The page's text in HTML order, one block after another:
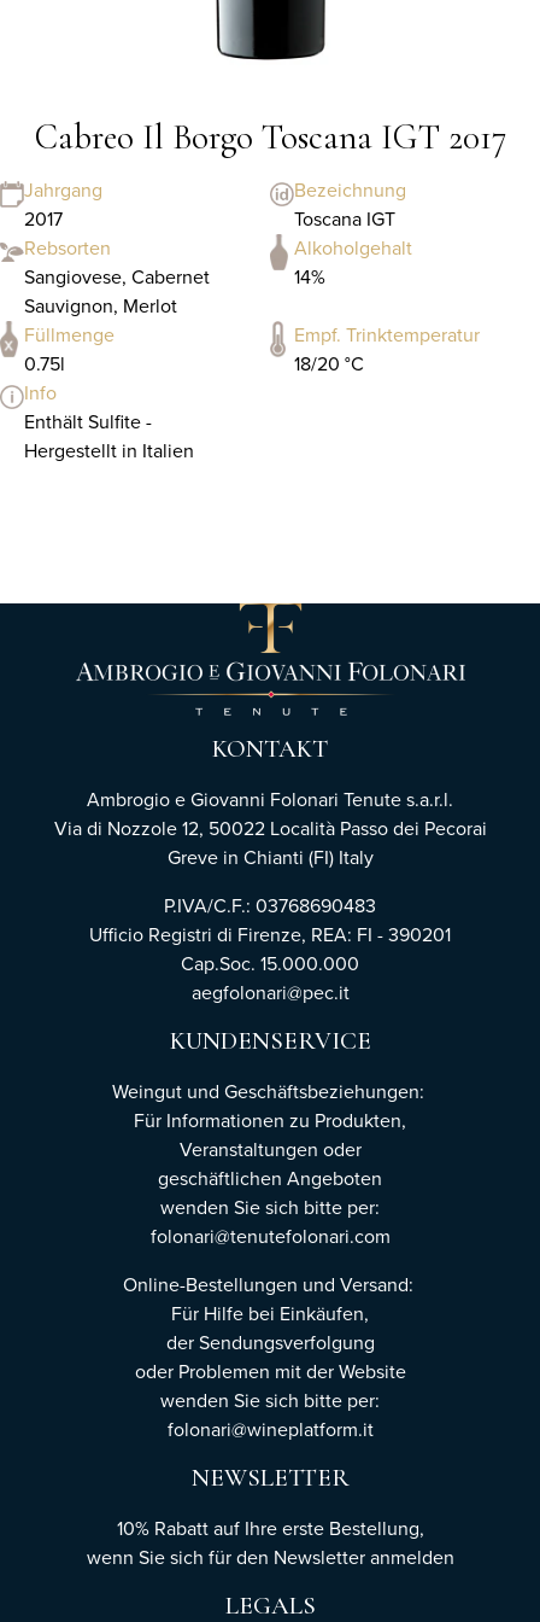
Cabreo Il Borgo Toscana IGT 2017
Jahrgang
2017
Bezeichnung
Toscana IGT
Rebsorten
Sangiovese, Cabernet
Sauvignon, Merlot
Alkoholgehalt
14%
Füllmenge
0.75l
Empf. Trinktemperatur
18/20 °C
Info
Enthält Sulfite -
Hergestellt in Italien
KONTAKT
Ambrogio e Giovanni Folonari Tenute s.a.r.l.
Via di Nozzole 12, 50022 Località Passo dei Pecorai
Greve in Chianti (FI) Italy
P.IVA/C.F.: 03768690483
Ufficio Registri di Firenze, REA: FI - 390201
Cap.Soc. 15.000.000
aegfolonari@pec.it
KUNDENSERVICE
Weingut und Geschäftsbeziehungen:
Für Informationen zu Produkten,
Veranstaltungen oder
geschäftlichen Angeboten
wenden Sie sich bitte per:
folonari@tenutefolonari.com
Online-Bestellungen und Versand:
Für Hilfe bei Einkäufen,
der Sendungsverfolgung
oder Problemen mit der Website
wenden Sie sich bitte per:
folonari@wineplatform.it
NEWSLETTER
10% Rabatt auf Ihre erste Bestellung,
wenn Sie sich für den Newsletteranmelden
LEGALS